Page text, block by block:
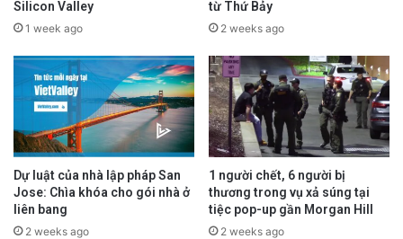
Văn phòng hiện trường Washington của FBI
đang tiếp tục điều tra vụ việc, nơi đã xác định
Neumann là # AFO-171 trong các bức ảnh tìm
kiếm thông tin cũng như văn phòng hiện
trường San Francisco của FBI.
Kể từ ngày 6 tháng 1, hơn 700 cá nhân đã bị
Silicon Valley
1 week ago
từ Thứ Bảy
2 weeks ago
Dự luật của nhà lập pháp San
Jose: Chìa khóa cho gói nhà ở
liên bang
2 weeks ago
1 người chết, 6 người bị
thương trong vụ xả súng tại
tiệc pop-up gần Morgan Hill
2 weeks ago